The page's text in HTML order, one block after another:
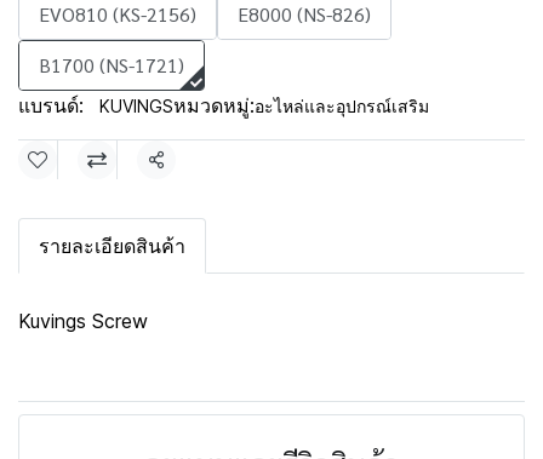
EVO810 (KS-2156)
E8000 (NS-826)
B1700 (NS-1721)
แบรนด์: KUVINGSหมวดหมู่:อะไหล่และอุปกรณ์เสริม
แชร์
รายละเอียดสินค้า
Kuvings Screw